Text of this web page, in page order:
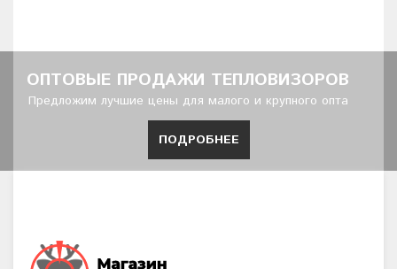
ОПТОВЫЕ ПРОДАЖИ ТЕПЛОВИЗОРОВ
Предложим лучшие цены для малого и крупного опта
ПОДРОБНЕЕ